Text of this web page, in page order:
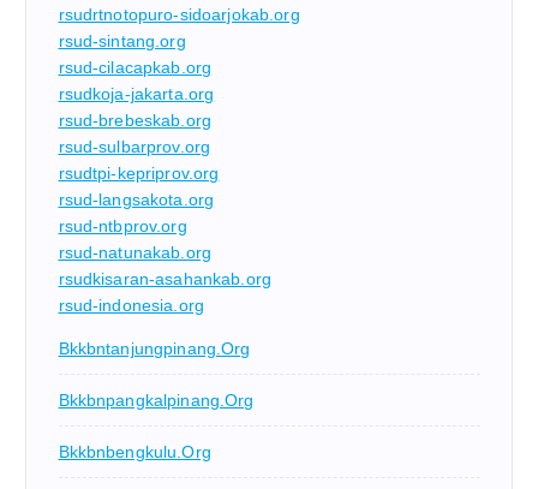
rsudrtnotopuro-sidoarjokab.org
rsud-sintang.org
rsud-cilacapkab.org
rsudkoja-jakarta.org
rsud-brebeskab.org
rsud-sulbarprov.org
rsudtpi-kepriprov.org
rsud-langsakota.org
rsud-ntbprov.org
rsud-natunakab.org
rsudkisaran-asahankab.org
rsud-indonesia.org
Bkkbntanjungpinang.org
Bkkbnpangkalpinang.org
Bkkbnbengkulu.org